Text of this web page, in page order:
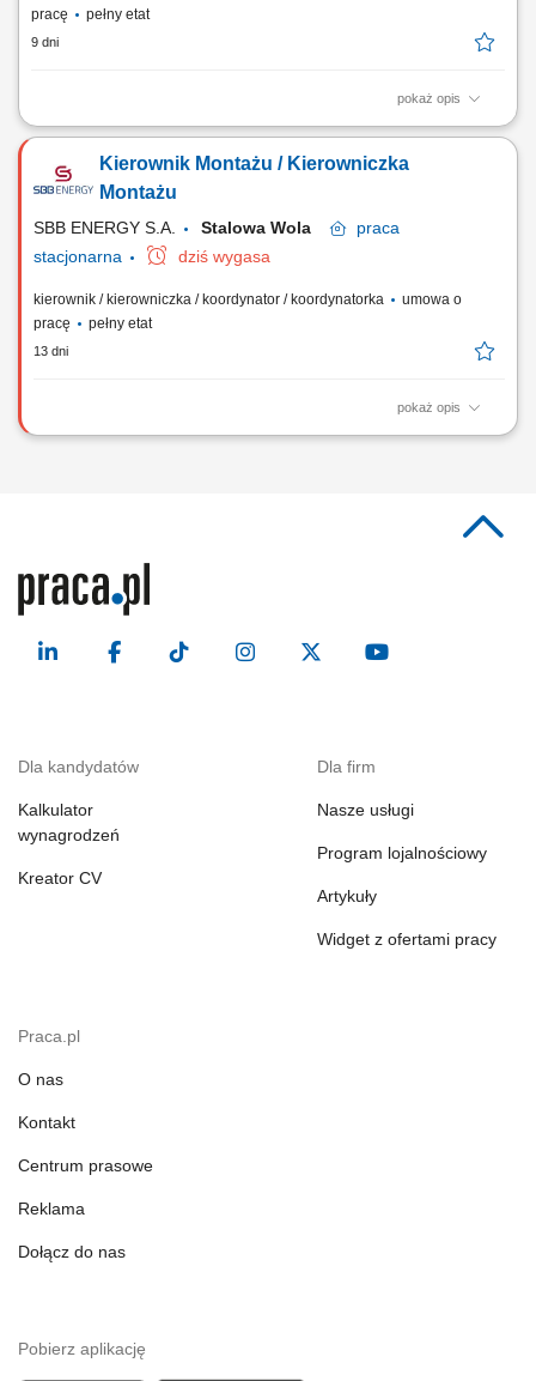
pracę
pełny etat
9 dni
pokaż opis
Opis stanowiska: Kompleksowy nadzór nad realizacją obiektów
odbiorów technicznych, archiwizowanie dokumentacji wykonawczej i
pilnowanie założeń terminowych. Szybka weryfikacja wykonanych robót
Kierownik Montażu / Kierowniczka
Montażu
SBB ENERGY S.A. Stalowa Wola
praca
stacjonarna
dziś wygasa
kierownik / kierowniczka / koordynator / koordynatorka
umowa o
pracę
pełny etat
13 dni
pokaż opis
Zadania Organizacja i nadzór nad pracami montażowymi na obiekcie w
Dla kandydatów
Kalkulator
wynagrodzeń
Kreator CV
Dla firm
Nasze usługi
Program lojalnościowy
Artykuły
Widget z ofertami pracy
Praca.pl
O nas
Kontakt
Centrum prasowe
Reklama
Dołącz do nas
Pobierz aplikację